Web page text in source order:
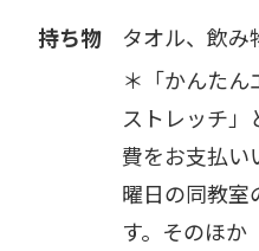
持ち物 タオル、飲み
＊「かんた
ストレッチ
費をお支払い
曜日の同教室
す。そのほか